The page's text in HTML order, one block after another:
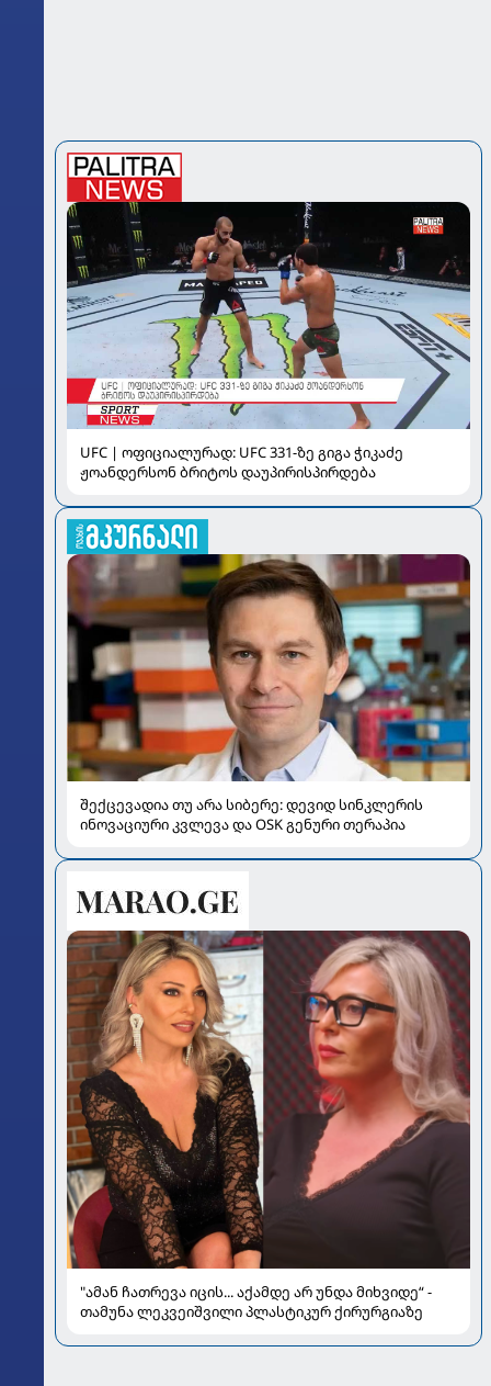
UFC | ოფიციალურად: UFC 331-ზე გიგა ჭიკაძე
ჟოანდერსონ ბრიტოს დაუპირისპირდება
შექცევადია თუ არა სიბერე: დევიდ სინკლერის
ინოვაციური კვლევა და OSK გენური თერაპია
"ამან ჩათრევა იცის... აქამდე არ უნდა მიხვიდე“ -
თამუნა ლეკვეიშვილი პლასტიკურ ქირურგიაზე